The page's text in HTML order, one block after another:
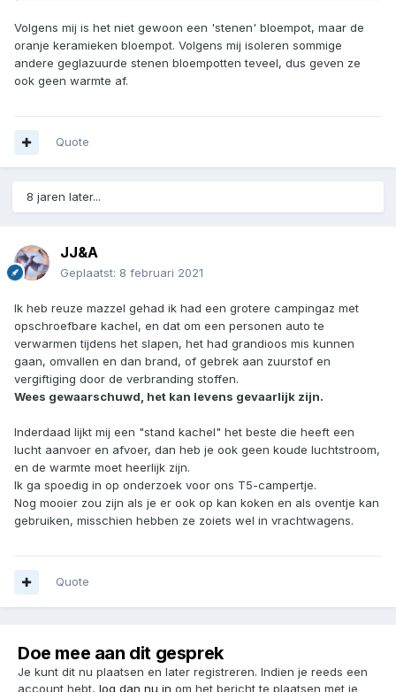
Volgens mij is het niet gewoon een 'stenen' bloempot, maar de
oranje keramieken bloempot. Volgens mij isoleren sommige
andere geglazuurde stenen bloempotten teveel, dus geven ze
ook geen warmte af.
Quote
8 jaren later...
JJ&A
Geplaatst: 8 februari 2021
Ik heb reuze mazzel gehad ik had een grotere campingaz met
opschroefbare kachel, en dat om een personen auto te
verwarmen tijdens het slapen, het had grandioos mis kunnen
gaan, omvallen en dan brand, of gebrek aan zuurstof en
vergiftiging door de verbranding stoffen.
Wees gewaarschuwd, het kan levens gevaarlijk zijn.
Inderdaad lijkt mij een "stand kachel" het beste die heeft een
lucht aanvoer en afvoer, dan heb je ook geen koude luchtstroom,
en de warmte moet heerlijk zijn.
Ik ga spoedig in op onderzoek voor ons T5-campertje.
Nog mooier zou zijn als je er ook op kan koken en als oventje kan
gebruiken, misschien hebben ze zoiets wel in vrachtwagens.
Quote
Doe mee aan dit gesprek
Je kunt dit nu plaatsen en later registreren. Indien je reeds een
account hebt, log dan nu in om het bericht te plaatsen met je